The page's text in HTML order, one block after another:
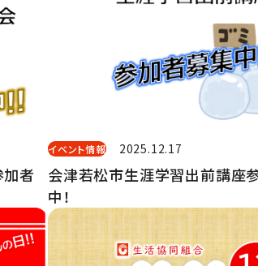
加者
イベント情報 2025.12.17
会津若松市生涯学習出前講座
中！